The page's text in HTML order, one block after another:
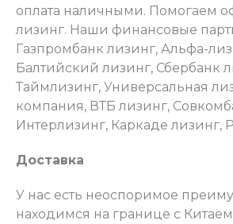
оплата наличными. Помогаем
лизинг. Наши финансовые
Газпромбанк лизинг, Альфа-
Балтийский лизинг, Сбербанк
Таймлизинг, Универсальная
компания, ВТБ лизинг,
Интерлизинг, Каркаде лизинг,
Доставка
У нас есть неоспоримое
находимся на границе с